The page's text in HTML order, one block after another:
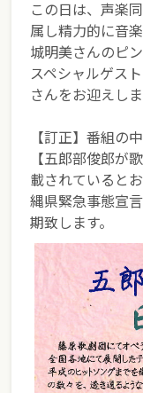
この日は、声楽
属し精力的に音
城明美さんのピ
スペシャルゲス
さんをお迎えしま
【訂正】番組の
【五郎部俊郎が
載されていると
縄県緊急事態宣
期致します。